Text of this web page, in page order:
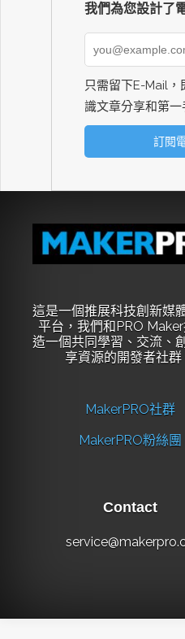
我們為您設計了
只需留下E-Mail，
識文章分享和第一
這是一個推展科技創新媒
平台，我們和PRO
造一個共同學習、交流、
享資源的開發者社群
MakerPRO社群
MakerPRO粉絲團
Contact